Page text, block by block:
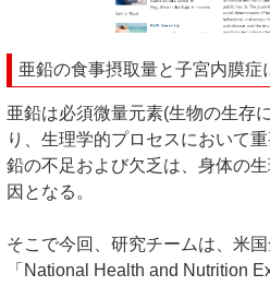
亜鉛の食事摂取量と子宮内膜症
亜鉛は必須微量元素(生物の生存
り、生理学的プロセスにおいて
鉛の不足および欠乏は、身体の
因となる。
そこで今回、研究チームは、米
「National Health and Nutrition